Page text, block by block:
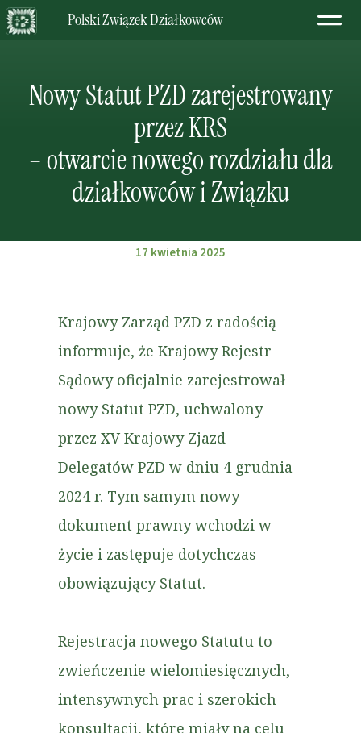
Polski Związek Działkowców
Nowy Statut PZD zarejestrowany
przez KRS
– otwarcie nowego rozdziału dla
działkowców i Związku
17 kwietnia 2025
Krajowy Zarząd PZD z radością
informuje, że Krajowy Rejestr
Sądowy oficjalnie zarejestrował
nowy Statut PZD, uchwalony
przez XV Krajowy Zjazd
Delegatów PZD w dniu 4 grudnia
2024 r. Tym samym nowy
dokument prawny wchodzi w
życie i zastępuje dotychczas
obowiązujący Statut.
Rejestracja nowego Statutu to
zwieńczenie wielomiesięcznych,
intensywnych prac i szerokich
konsultacji, które miały na celu